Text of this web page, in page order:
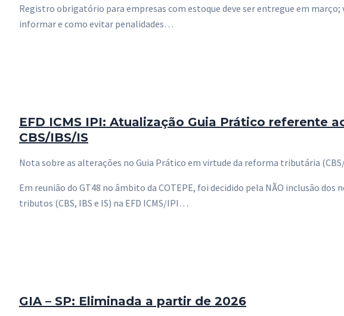
Registro obrigatório para empresas com estoque deve ser entregue em março;
informar e como evitar penalidades…
EFD ICMS IPI: Atualização Guia Prático referente
CBS/IBS/IS
Nota sobre as alterações no Guia Prático em virtude da reforma tributária
Em reunião do GT48 no âmbito da COTEPE, foi decidido pela NÃO inclusão dos
tributos (CBS, IBS e IS) na EFD ICMS/IPI…
GIA – SP: Eliminada a partir de 2026